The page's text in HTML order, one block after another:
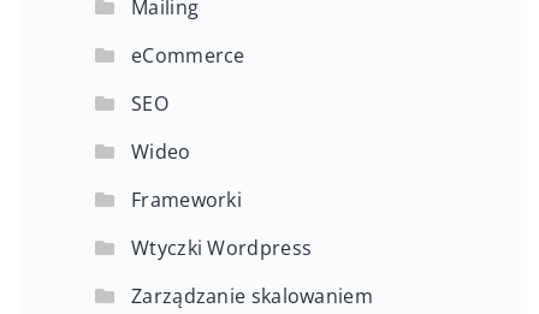
Mailing
eCommerce
SEO
Wideo
Frameworki
Wtyczki Wordpress
Zarządzanie skalowaniem